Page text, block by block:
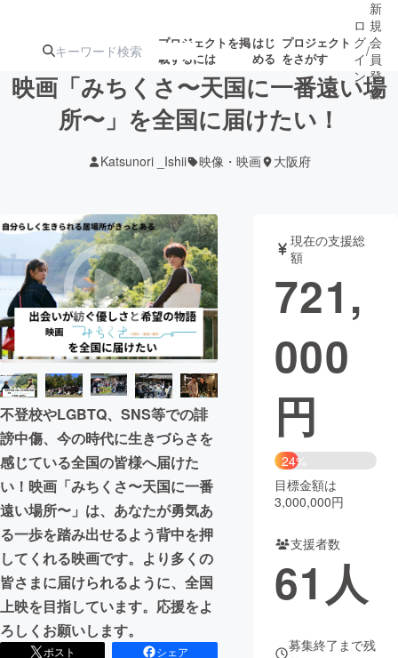
プロジェクトを掲
載するには
はじ
める
プロジェクト
をさがす
ターン
注目の新着プロ
ジェクト
募集終了が近いプ
ロジェクト
アート・写真 音楽
テクノロジー・ガジェット ゲーム・サ
映像・映画
ビジネス・起業
まちづくり・地域活性化
CAMPFIRE for Social Good
CAMPFIRE Creation
CAMPFIREふるさと納税machi-ya コミュニティ
ロ
グ
イ
ン
/
新
規
会
員
登
録
映画「みちくさ〜天国に一番遠い場
所〜」を全国に届けたい！
Katsunori _Ishii 映像・映画 大阪府
不登校やLGBTQ、SNS等での誹
謗中傷、今の時代に生きづらさを
感じている全国の皆様へ届けた
い！映画「みちくさ〜天国に一番
遠い場所〜」は、あなたが勇気あ
る一歩を踏み出せるよう背中を押
してくれる映画です。より多くの
皆さまに届けられるように、全国
上映を目指しています。応援をよ
ろしくお願いします。
ポスト
シェア
現在の支援総
額
721,
000
円
24%
目標金額は
3,000,000円
支援者数
61 人
募集終了まで残